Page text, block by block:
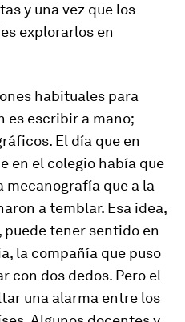
y una vez que los
explorarlos en
habituales para
es escribir a mano;
El día que en
en el colegio había que
mecanografía que a la
a temblar. Esa idea,
puede tener sentido en
la compañía que puso
con dos dedos. Pero el
una alarma entre los